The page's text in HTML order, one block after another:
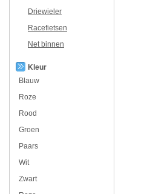
Driewieler
Racefietsen
Net binnen
Kleur
Blauw
Roze
Rood
Groen
Paars
Wit
Zwart